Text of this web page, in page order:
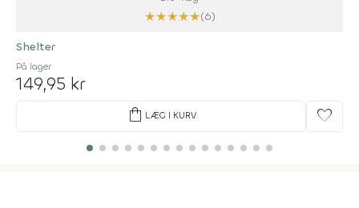
★★★★★(6)
Shelter
På lager
149,95 kr
shopping_bag LÆG I KURV favorite